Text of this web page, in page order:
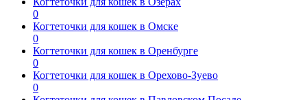
0
Когтеточки для кошек в Омске
0
Когтеточки для кошек в Оренбурге
0
Когтеточки для кошек в Орехово-Зуево
0